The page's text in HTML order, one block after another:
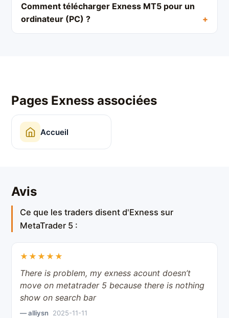
Comment télécharger Exness MT5 pour un
ordinateur (PC) ?
Pages Exness associées
Accueil
Avis
Ce que les traders disent d'Exness sur
MetaTrader 5 :
★★★★★
There is problem, my exness acount doesn’t
move on metatrader 5 because there is nothing
show on search bar
— alliysn 2025-11-11